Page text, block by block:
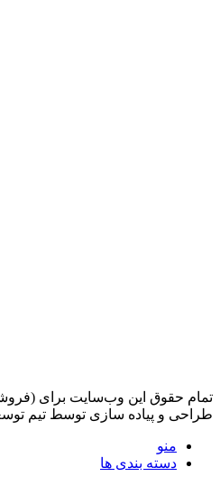
تمام حقوق اين وب‌سايت برای
طراحی و پیاده سازی توسط تیم
منو
دسته بندی ها